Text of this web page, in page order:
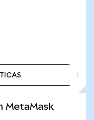
MetaMask